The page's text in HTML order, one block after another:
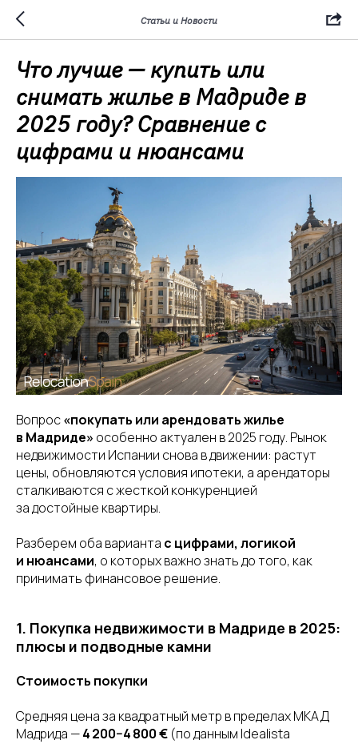
Статьи и Новости
Что лучше — купить или
снимать жилье в Мадриде в
2025 году? Сравнение с
цифрами и нюансами
Вопрос«покупать или арендовать жилье
в Мадриде» особенно актуален в 2025 году. Рынок
недвижимости Испании снова в движении: растут
цены, обновляются условия ипотеки, а арендаторы
сталкиваются с жесткой конкуренцией
за достойные квартиры.
Разберем оба варианта с цифрами, логикой
и нюансами, о которых важно знать до того, как
принимать финансовое решение.
1. Покупка недвижимости в Мадриде в 2025:
плюсы и подводные камни
Стоимость покупки
Средняя цена за квадратный метр в пределах МКАД
Мадрида —4 200−4 800 € (по данным Idealista